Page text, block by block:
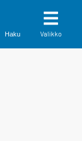
Haku Valikko